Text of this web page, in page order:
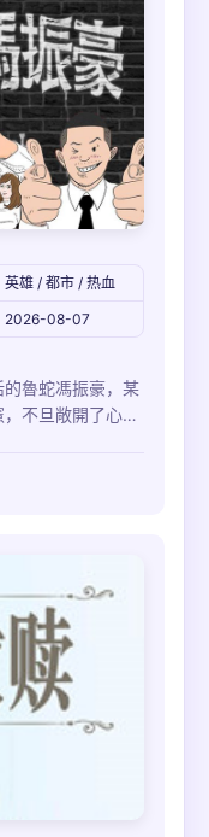
英雄 / 都市 / 热血
2026-08-07
魯蛇馮振豪，某
不旦敞開了心